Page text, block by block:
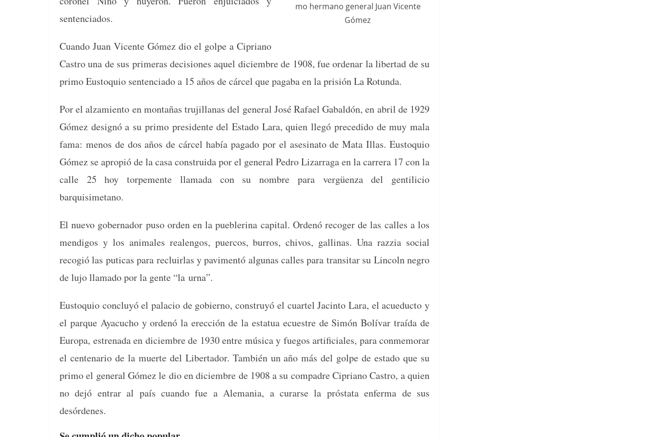
mo her­mano gen­er­al Juan Vicente
Gómez
sentenciados.
Cuan­do Juan Vicente Gómez dio el golpe a Cipri­ano
Cas­tro una de sus primeras deci­siones aquel diciem­bre de 1908, fue ordenar la lib­er­tad de su
pri­mo Eusto­quio sen­ten­ci­a­do a 15 años de cár­cel que paga­ba en la prisión La Rotunda.
Por el alza­mien­to en mon­tañas tru­jil­lanas del gen­er­al José Rafael Gabaldón, en abril de 1929
Gómez designó a su pri­mo pres­i­dente del Esta­do Lara, quien llegó pre­ce­di­do de muy mala
fama: menos de dos años de cár­cel había paga­do por el asesina­to de Mata Illas. Eusto­quio
Gómez se apropió de la casa con­stru­i­da por el gen­er­al Pedro Lizarra­ga en la car­rera 17 con la
calle 25 hoy tor­pe­mente lla­ma­da con su nom­bre para vergüen­za del gen­ti­li­cio
barquisimetano.
El nue­vo gob­er­nador puso orden en la pueb­le­ri­na cap­i­tal. Ordenó recoger de las calles a los
mendi­gos y los ani­males realen­gos, puer­cos, bur­ros, chivos, gal­li­nas. Una razz­ia social
recogió las puti­cas para recluir­las y pavi­men­tó algu­nas calles para tran­si­tar su Lin­coln negro
de lujo lla­ma­do por la gente “la urna”.
Eusto­quio con­cluyó el pala­cio de gob­ier­no, con­struyó el cuar­tel Jac­in­to Lara, el acue­duc­to y
el par­que Ayacu­cho y ordenó la erec­ción de la estat­ua ecuestre de Simón Bolí­var traí­da de
Europa, estre­na­da en diciem­bre de 1930 entre músi­ca y fue­gos arti­fi­ciales, para con­mem­o­rar
el cen­te­nario de la muerte del Lib­er­ta­dor. Tam­bién un año más del golpe de esta­do que su
pri­mo el gen­er­al Gómez le dio en diciem­bre de 1908 a su com­padre Cipri­ano Cas­tro, a quien
no dejó entrar al país cuan­do fue a Ale­ma­nia, a curarse la prós­ta­ta enfer­ma de sus
desórdenes.